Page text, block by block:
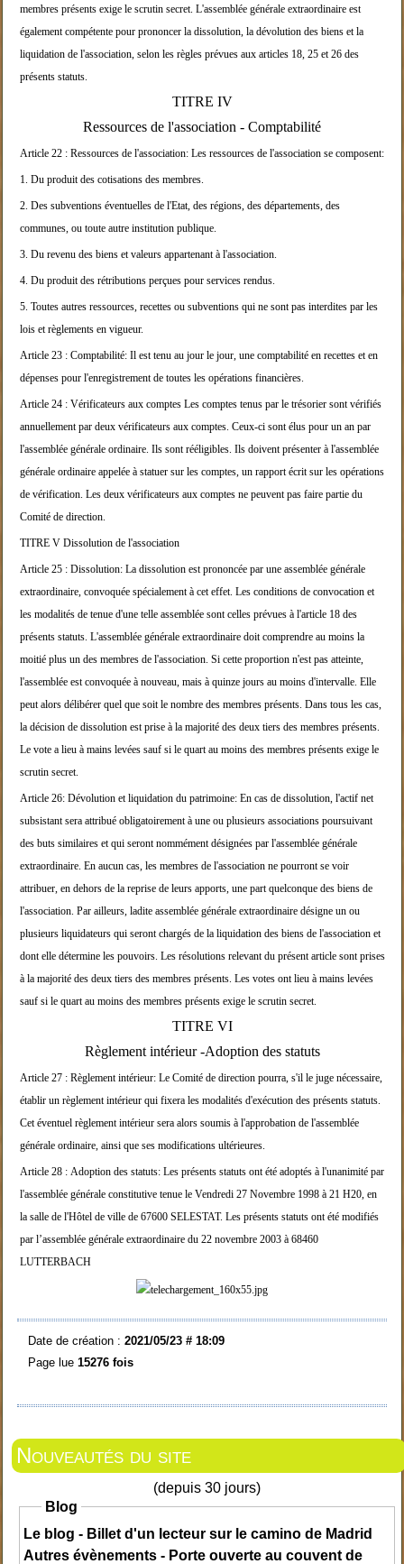
membres présents exige le scrutin secret. L'assemblée générale extraordinaire est
également compétente pour prononcer la dissolution, la dévolution des biens et la
liquidation de l'association, selon les règles prévues aux articles 18, 25 et 26 des
présents statuts.
TITRE IV
Ressources de l'association - Comptabilité
Article 22 : Ressources de l'association: Les ressources de l'association se composent:
1. Du produit des cotisations des membres.
2. Des subventions éventuelles de l'Etat, des régions, des départements, des
communes, ou toute autre institution publique.
3. Du revenu des biens et valeurs appartenant à l'association.
4. Du produit des rétributions perçues pour services rendus.
5. Toutes autres ressources, recettes ou subventions qui ne sont pas interdites par les
lois et règlements en vigueur.
Article 23 : Comptabilité: Il est tenu au jour le jour, une comptabilité en recettes et en
dépenses pour l'enregistrement de toutes les opérations financières.
Article 24 : Vérificateurs aux comptes Les comptes tenus par le trésorier sont vérifiés
annuellement par deux vérificateurs aux comptes. Ceux-ci sont élus pour un an par
l'assemblée générale ordinaire. Ils sont rééligibles. Ils doivent présenter à l'assemblée
générale ordinaire appelée à statuer sur les comptes, un rapport écrit sur les opérations
de vérification. Les deux vérificateurs aux comptes ne peuvent pas faire partie du
Comité de direction.
TITRE V Dissolution de l'association
Article 25 : Dissolution: La dissolution est prononcée par une assemblée générale
extraordinaire, convoquée spécialement à cet effet. Les conditions de convocation et
les modalités de tenue d'une telle assemblée sont celles prévues à l'article 18 des
présents statuts. L'assemblée générale extraordinaire doit comprendreau moins la
moitié plus un des membres de l'association. Si cette proportion n'est pas atteinte,
l'assembléeest convoquée à nouveau, mais à quinze jours au moins d'intervalle. Elle
peutalors délibérer quel que soit le nombre des membresprésents. Dans tous les cas,
la décision de dissolution est prise à la majorité des deux tiers des membres présents.
Le vote a lieu à mains levées sauf si le quart au moins des membres présents exige le
scrutin secret.
Article 26: Dévolution et liquidation du patrimoine: En cas de dissolution, l'actif net
subsistant sera attribué obligatoirement à une ou plusieurs associations poursuivant
des buts similaires et qui seront nommément désignées par l'assemblée générale
extraordinaire. En aucun cas, les membres de l'association ne pourront se voir
attribuer, en dehors de la reprise de leurs apports, une partquelconque des biens de
l'association. Par ailleurs, ladite assemblée générale extraordinaire désigne un ou
plusieurs liquidateurs qui serontchargés de la liquidation des biens de l'association et
dont elle détermine les pouvoirs. Les résolutions relevant du présent article sont prises
à la majorité des deux tiers des membres présents. Les votes ont lieu à mains levées
sauf si le quartau moins des membres présents exige le scrutin secret.
TITRE VI
Règlement intérieur -Adoption des statuts
Article 27 : Règlement intérieur: Le Comité de direction pourra, s'il le juge nécessaire,
établir un règlement intérieur qui fixera les modalités d'exécution des présents statuts.
Cet éventuel règlement intérieur sera alors soumis à l'approbation de l'assemblée
générale ordinaire, ainsi que ses modifications ultérieures.
Article 28 : Adoption des statuts: Les présents statuts ont été adoptés à l'unanimité par
l'assemblée générale constitutive tenue le Vendredi 27 Novembre 1998 à 21 H20, en
la salle de l'Hôtel de ville de 67600 SELESTAT. Les présents statuts ont été modifiés
par l’assemblée générale extraordinaire du 22 novembre 2003 à 68460
LUTTERBACH
Date de création : 2021/05/23 # 18:09
Page lue 15276 fois
Nouveautés du site
(depuis 30 jours)
Blog
Le blog - Billet d'un lecteur sur le camino de Madrid
Autres évènements - Porte ouverte au couvent de